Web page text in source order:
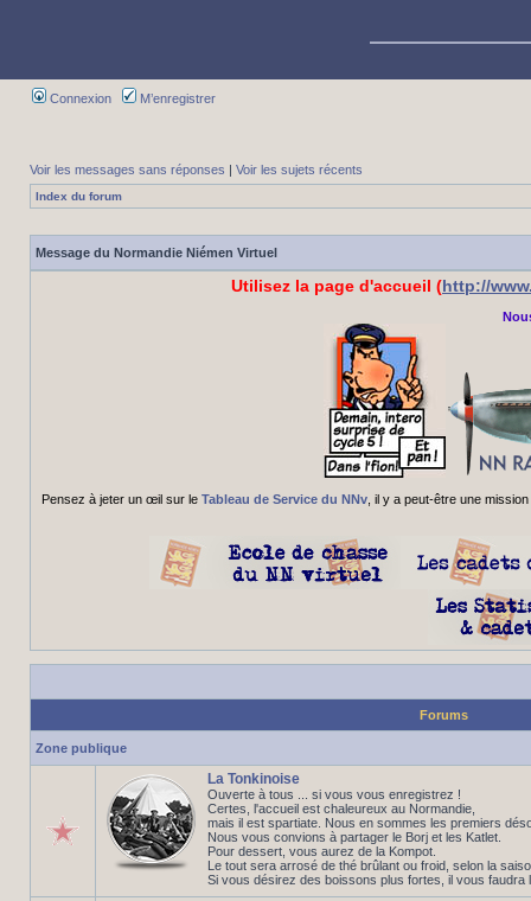
Connexion M’enregistrer
Voir les messages sans réponses | Voir les sujets récents
Index du forum
Message du Normandie Niémen Virtuel
Utilisez la page d'accueil (http://
Pensez à jeter un œil sur le Tableau de Service du NNv, il y a peut-être une
Forums
Zone publique
La Tonkinoise
Ouverte à tous ... si vous vous enregistrez !
Certes, l'accueil est chaleureux au Normandie,
mais il est spartiate. Nous en sommes les premiers
Nous vous convions à partager le Borj et les Katlet.
Pour dessert, vous aurez de la Kompot.
Le tout sera arrosé de thé brûlant ou froid, selon la
Si vous désirez des boissons plus fortes, il vous faudra